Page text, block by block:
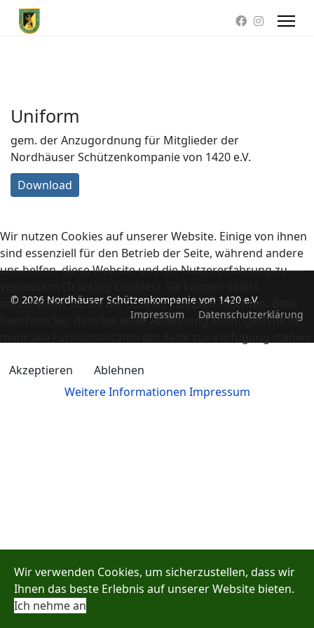
Uniform
gem. der Anzugordnung für Mitglieder der
Nordhäuser Schützenkompanie von 1420 e.V.
Download
© 2026 Nordhäuser Schützenkompanie von 1420 e.V.
Impressum
Datenschutzerklärung
Wir nutzen Cookies auf unserer Website. Einige von ihnen
sind essenziell für den Betrieb der Seite, während andere
uns helfen, diese Website und die Nutzererfahrung zu
entscheiden, ob Sie die Cookies zulassen möchten. Bitte
beachten Sie, dass bei einer Ablehnung womöglich nicht
Akzeptieren
Ablehnen
Weitere Informationen Impressum
Wir verwenden Cookies, um sicherzustellen, dass wir
Ihnen das beste Erlebnis auf unserer Website bieten.
Ich nehme an